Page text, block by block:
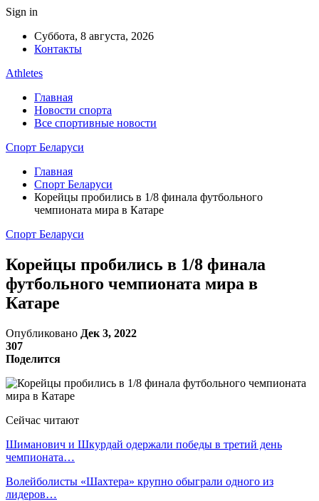
Sign in
Суббота, 8 августа, 2026
Контакты
Athletes
Главная
Новости спорта
Все спортивные новости
Спорт Беларуси
Главная
Спорт Беларуси
Корейцы пробились в 1/8 финала футбольного
чемпионата мира в Катаре
Спорт Беларуси
Корейцы пробились в 1/8 финала
футбольного чемпионата мира в
Катаре
Опубликовано Дек 3, 2022
307
Поделится
Сейчас читают
Шиманович и Шкурдай одержали победы в третий день
чемпионата…
Волейболисты «Шахтера» крупно обыграли одного из
лидеров…